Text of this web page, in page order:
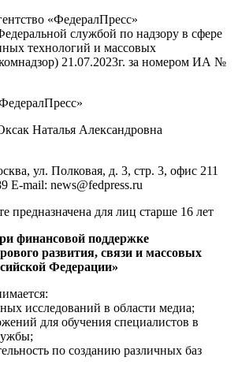
«ФедералПресс»
службой по надзору в сфере
технологий и массовых
21.07.2023г. за номером ИА №
Наталья Александровна
ул. Полковая, д. 3, стр. 3, офис 211
E-mail: news@fedpress.ru
предназначена для лиц старше 16 лет
финансовой поддержке
развития, связи и массовых
Федерации»
исследований в области медиа;
для обучения специалистов в
по созданию различных баз